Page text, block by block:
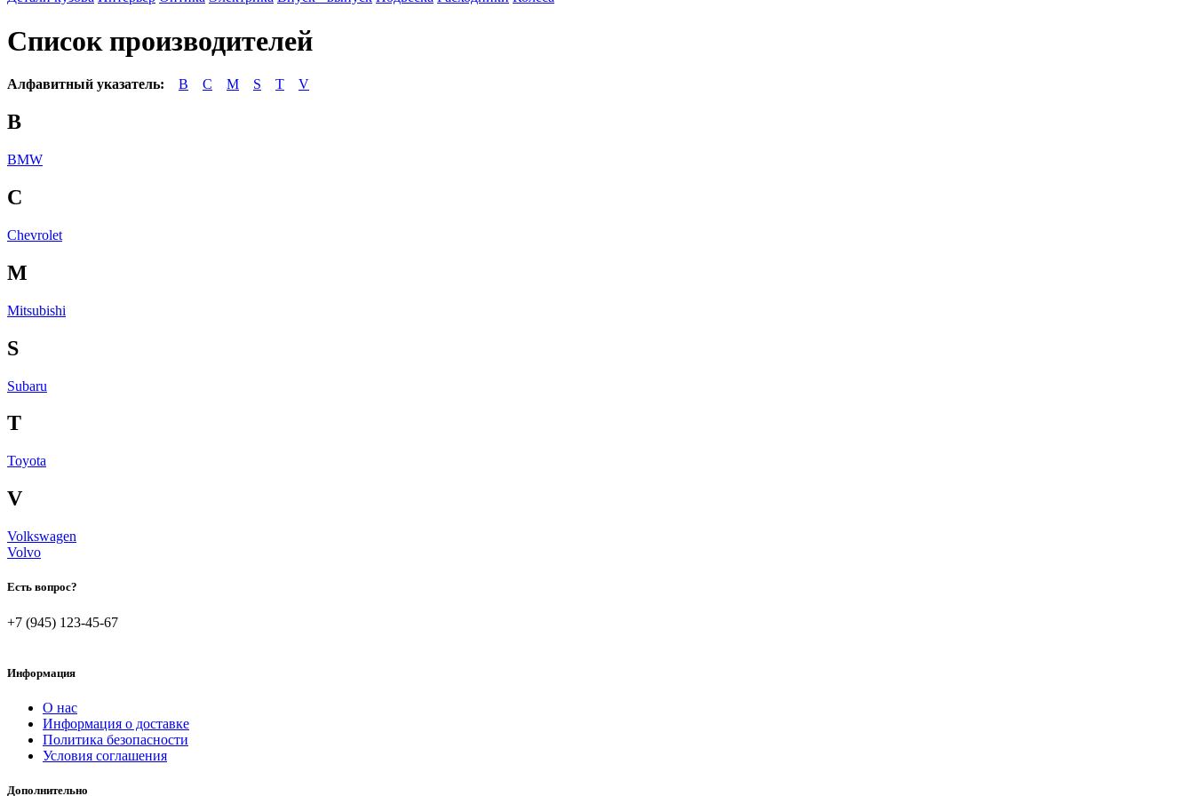
Список производителей
Алфавитный указатель: B C M S T V
B
BMW
C
Chevrolet
M
Mitsubishi
S
Subaru
T
Toyota
V
Volkswagen
Volvo
Есть вопрос?
+7 (945) 123-45-67
Информация
О нас
Информация о доставке
Политика безопасности
Условия соглашения
Дополнительно